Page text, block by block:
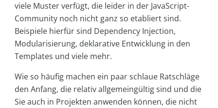
viele Muster verfügt, die leider in der JavaScript-
Community noch nicht ganz so etabliert sind.
Beispiele hierfür sind Dependency Injection,
Modularisierung, deklarative Entwicklung in den
Templates und viele mehr.
Wie so häufig machen ein paar schlaue Ratschläge
den Anfang, die relativ allgemeingültig sind und die
Sie auch in Projekten anwenden können, die nicht